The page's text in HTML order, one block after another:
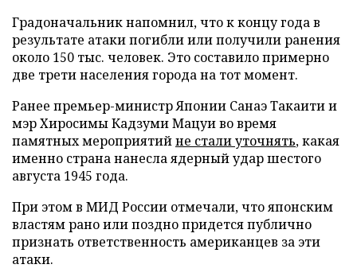
Градоначальник напомнил, что к концу года в
результате атаки погибли или получили ранения
около 150 тыс. человек. Это составило примерно
две трети населения города на тот момент.
Ранее премьер-министр Японии Санаэ Такаити и
мэр Хиросимы Кадзуми Мацуи во время
памятных мероприятийне стали уточнять, какая
именно страна нанесла ядерный удар шестого
августа 1945 года.
При этом в МИД России отмечали, что японским
властям рано или поздно придется публично
признать ответственность американцев за эти
атаки.